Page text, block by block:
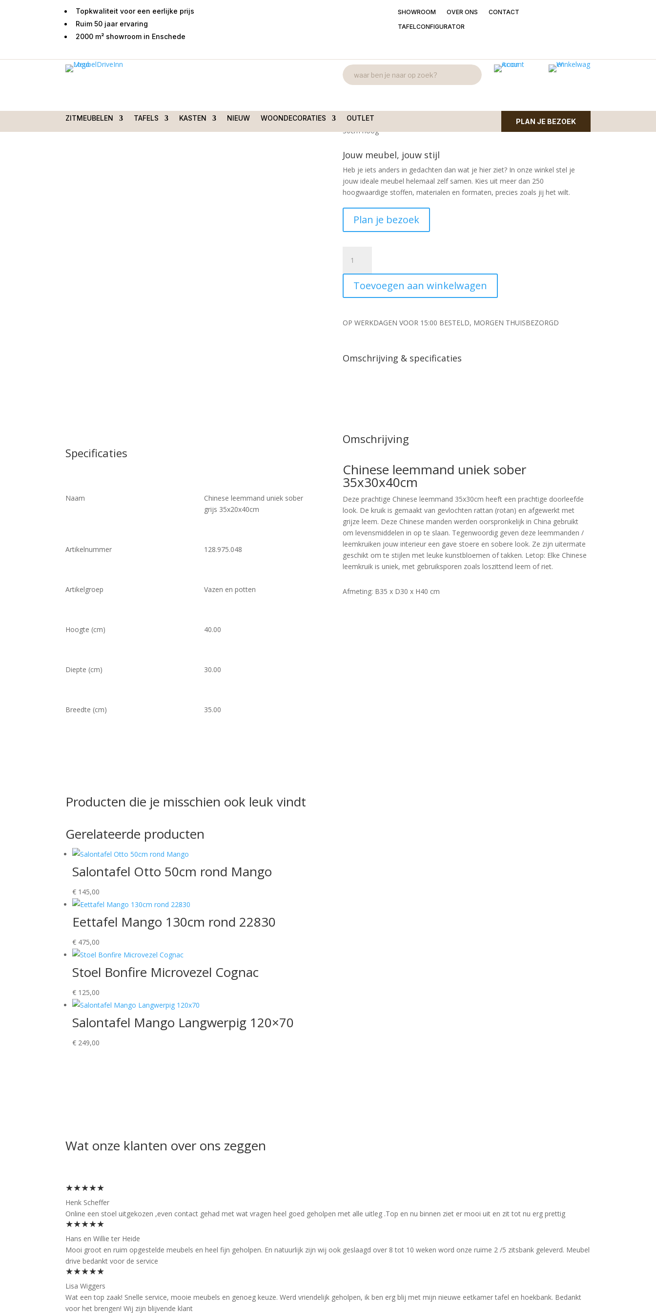
Topkwaliteit voor een eerlijke prijs
Ruim 50 jaar ervaring
2000 m² showroom in Enschede
SHOWROOM OVER ONS
CONTACT
TAFELCONFIGURATOR
ZITMEUBELEN TAFELS KASTEN NIEUW WOONDECORATIES OUTLET PLAN JE BEZOEK
grijs 35x20x40cm
Sobere Chinese leemmand / leemkruik met rustieke afwerking | kleur grijs |
30cm hoog
Jouw meubel, jouw stijl
Heb je iets anders in gedachten dan wat je hier ziet? In onze winkel stel je
jouw ideale meubel helemaal zelf samen. Kies uit meer dan 250
hoogwaardige stoffen, materialen en formaten, precies zoals jij het wilt.
Plan je bezoek
leemmand
uniek
sober
grijs
aantal
Toevoegen aan winkelwagen
OP WERKDAGEN VOOR 15:00 BESTELD, MORGEN THUISBEZORGD
Omschrijving & specificaties
Specificaties
Naam
Chinese leemmand uniek sober
grijs 35x20x40cm
Artikelnummer 128.975.048
Artikelgroep Vazen en potten
Hoogte (cm) 40.00
Diepte (cm) 30.00
Breedte (cm) 35.00
Omschrijving
Chinese leemmand uniek sober
35x30x40cm
Deze prachtige Chinese leemmand 35x30cm heeft een prachtige doorleefde
look. De kruik is gemaakt van gevlochten rattan (rotan) en afgewerkt met
grijze leem. Deze Chinese manden werden oorspronkelijk in China gebruikt
om levensmiddelen in op te slaan. Tegenwoordig geven deze leemmanden /
leemkruiken jouw interieur een gave stoere en sobere look. Ze zijn uitermate
geschikt om te stijlen met leuke kunstbloemen of takken. Letop: Elke Chinese
leemkruik is uniek, met gebruiksporen zoals loszittend leem of riet.
Afmeting: B35 x D30 x H40 cm
Producten die je misschien ook leuk vindt
Gerelateerde producten
Salontafel Otto 50cm rond Mango
€ 145,00
Eettafel Mango 130cm rond 22830
€ 475,00
Stoel Bonfire Microvezel Cognac
€ 125,00
Salontafel Mango Langwerpig 120×70
€ 249,00
Wat onze klanten over ons zeggen
★★★★★
Henk Scheffer
Online een stoel uitgekozen ,even contact gehad met wat vragen heel goed geholpen met alle uitleg .Top en nu binnen ziet er mooi uit en zit tot nu erg prettig
★★★★★
Hans en Willie ter Heide
Mooi groot en ruim opgestelde meubels en heel fijn geholpen. En natuurlijk zijn wij ook geslaagd over 8 tot 10 weken word onze ruime 2 /5 zitsbank geleverd. Meubel
drive bedankt voor de service
★★★★★
Lisa Wiggers
Wat een top zaak! Snelle service, mooie meubels en genoeg keuze. Werd vriendelijk geholpen, ik ben erg blij met mijn nieuwe eetkamer tafel en hoekbank. Bedankt
voor het brengen! Wij zijn blijvende klant